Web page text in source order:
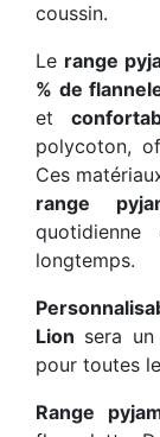
coussin.
Le range
% de
et
polycoton,
Ces
range
longtemps.
Lion sera
pour toutes
Range